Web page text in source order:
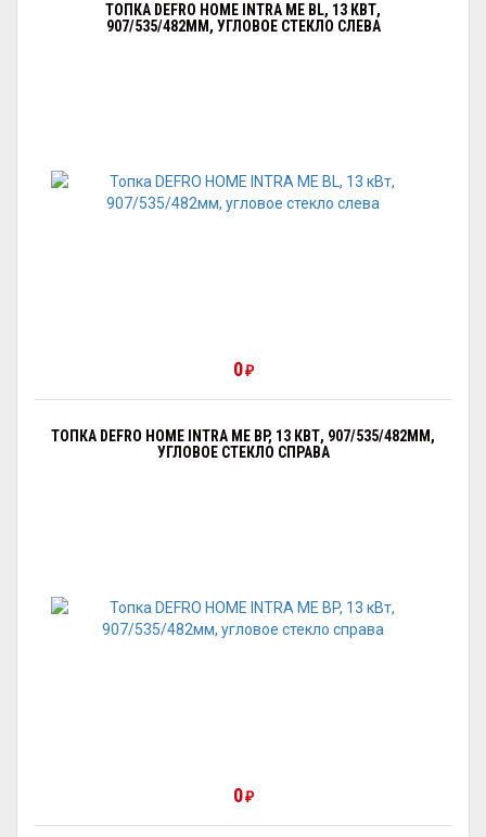
ТОПКА DEFRO HOME INTRA ME BL, 13 КВТ,
907/535/482ММ, УГЛОВОЕ СТЕКЛО СЛЕВА
0₽
ТОПКА DEFRO HOME INTRA ME BP, 13 КВТ, 907/535/482ММ,
УГЛОВОЕ СТЕКЛО СПРАВА
0₽